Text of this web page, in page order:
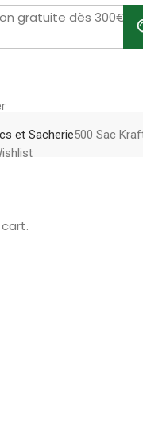
gratuite dès 300€
et Sacherie500 Sac